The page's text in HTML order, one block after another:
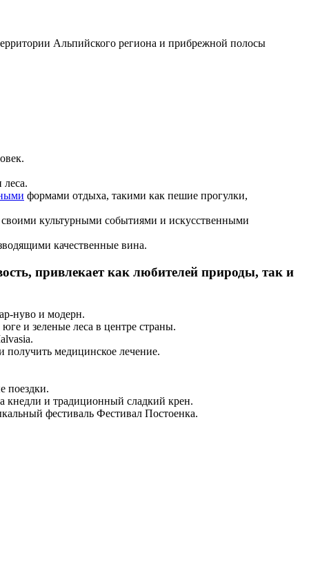
Альпийского региона и прибрежной полосы
формами отдыха, такими как пешие прогулки,
своими культурными событиями и искусственными
качественные вина.
привлекает как любителей природы, так и
нуво и модерн.
и зеленые леса в центре страны.
получить медицинское лечение.
поездки.
кнедли и традиционный сладкий крен.
фестиваль Фестивал Постоенка.